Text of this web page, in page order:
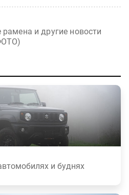
и другие новости
и буднях